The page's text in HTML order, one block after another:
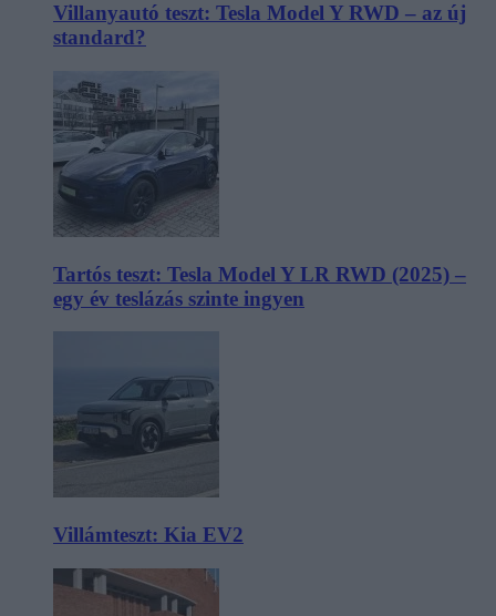
Villanyautó teszt: Tesla Model Y RWD – az új
standard?
Tartós teszt: Tesla Model Y LR RWD (2025) –
egy év teslázás szinte ingyen
Villámteszt: Kia EV2